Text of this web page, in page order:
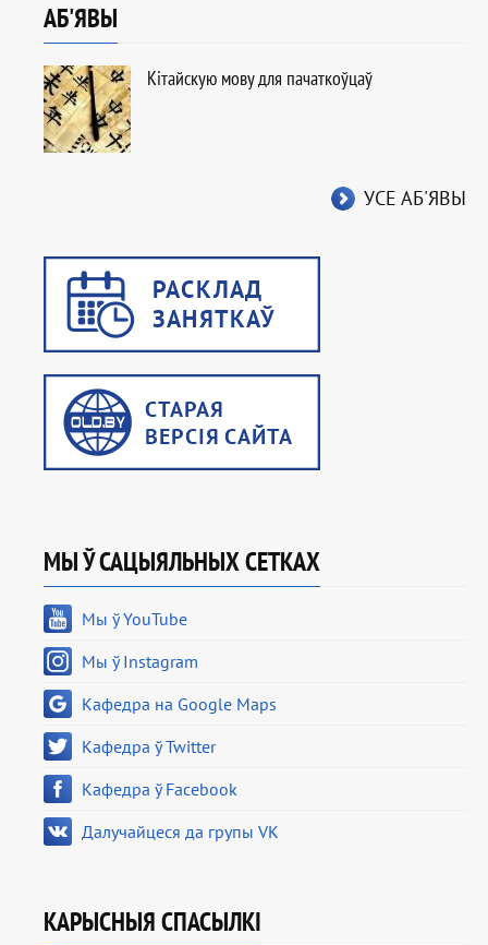
АБ'ЯВЫ
Кітайскую мову для пачаткоўцаў
УСЕ АБ'ЯВЫ
МЫ Ў САЦЫЯЛЬНЫХ СЕТКАХ
Мы ў YouTube
Мы ў Instagram
Кафедра на Google Maps
Кафедра ў Twitter
Кафедра ў Facebook
Далучайцеся да групы VK
КАРЫСНЫЯ СПАСЫЛКІ